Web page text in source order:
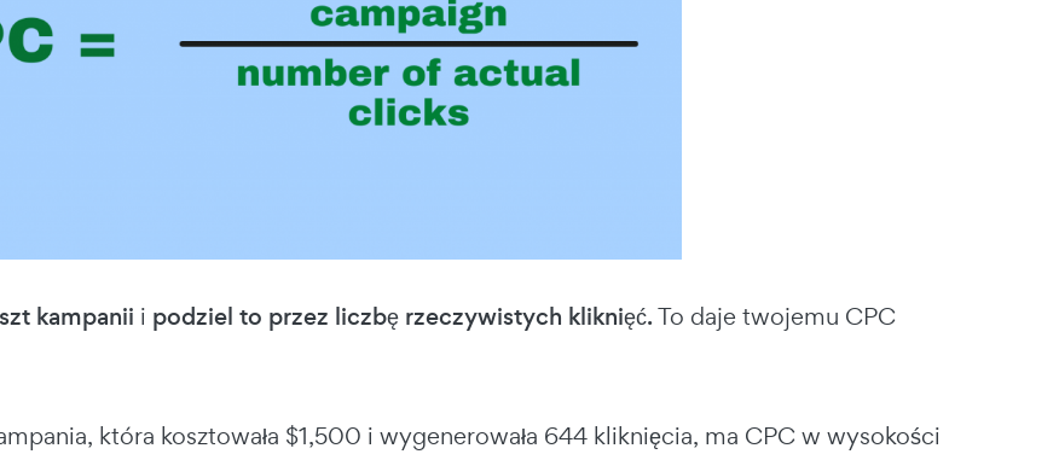
kampanii i podziel to przez liczbę rzeczywistych kliknięć.To daje twojemu CPC
która kosztowała $1,500 i wygenerowała 644 kliknięcia, ma CPCw wysokości